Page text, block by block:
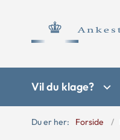
Vil du klage?
Du er her: Forside